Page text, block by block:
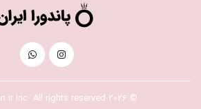
© 2026 Pandora-Iran.ir Inc. All rights reserved